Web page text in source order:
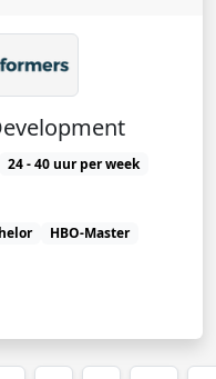
24 - 40 uur per week
HBO-Master